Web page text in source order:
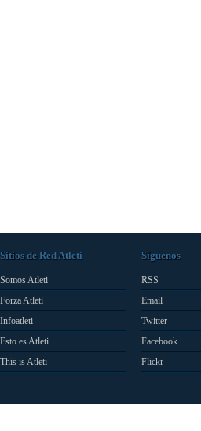
Sitios de Red Atleti
Somos Atleti
Forza Atleti
Infoatleti
Esto es Atleti
This is Atleti
Síguenos
RSS
Email
Twitter
Facebook
Flickr